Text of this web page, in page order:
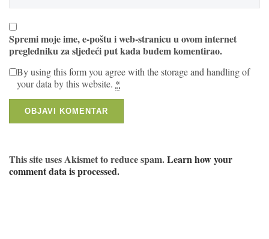
Spremi moje ime, e-poštu i web-stranicu u ovom internet
pregledniku za sljedeći put kada budem komentirao.
By using this form you agree with the storage and handling of
your data by this website. *
This site uses Akismet to reduce spam.Learn how your
comment data is processed.